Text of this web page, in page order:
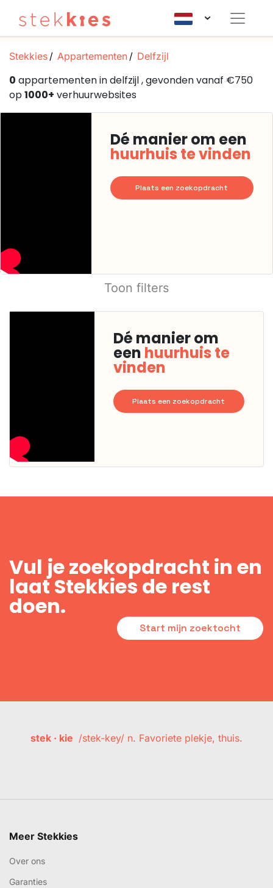
Stekkies Appartementen Delfzijl
0 appartementen in delfzijl , gevonden vanaf €750
op1000+ verhuurwebsites
Dé manier om een
huurhuis te vinden
Plaats een zoekopdracht
Toon filters
Dé manier om
een huurhuis te
vinden
Plaats een zoekopdracht
Vul je zoekopdracht in en
laat Stekkies de rest
doen.
Start mijn zoektocht
stek · kie /stek-key/ n. Favoriete plekje, thuis.
Meer Stekkies
Over ons
Garanties